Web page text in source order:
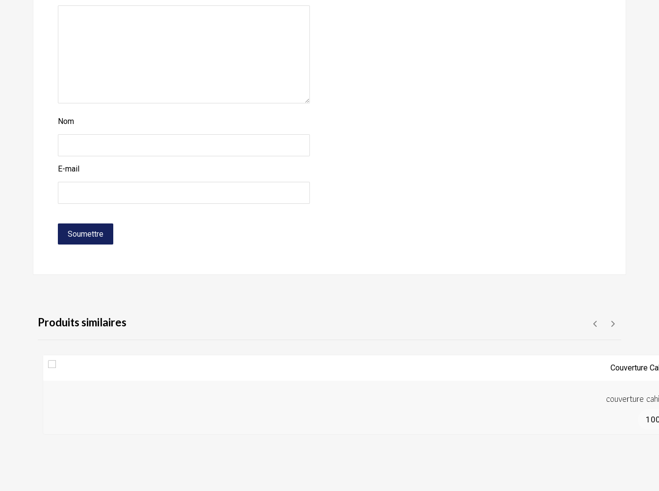
Nom
E-mail
Produits similaires
couverture